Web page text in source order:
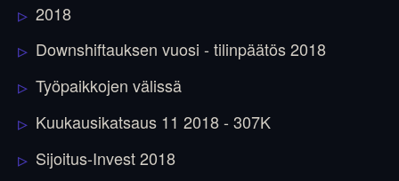
2018
Downshiftauksen vuosi - tilinpäätös 2018
Työpaikkojen välissä
Kuukausikatsaus 11 2018 - 307K
Sijoitus-Invest 2018